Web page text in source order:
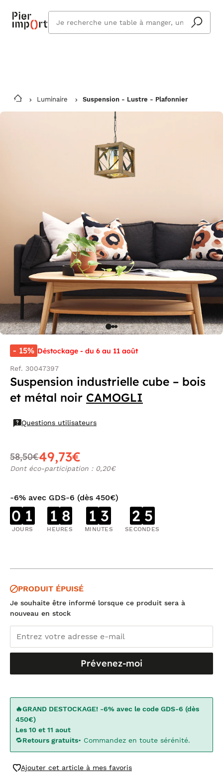
Vous êtes absent ? Pier Import s'adapte
et vous livre à votre retour.
En savoir plus
cherchez
vous ?
Luminaire Suspension - Lustre - Plafonnier
- 15% Déstockage - du 6 au 11 août
Ref. 30047397
Suspension industrielle cube – bois
et métal noir CAMOGLI
Questions utilisateurs
58,50€49,73€
Dont éco-participation : 0,20€
-6% avec GDS-6 (dès 450€)
0 1
JOURS
1 8
HEURES
1 3
MINUTES
2 5
SECONDES
PRODUIT ÉPUISÉ
Je souhaite être informé lorsque ce produit sera à
nouveau en stock
Prévenez-moi
🔥GRAND DESTOCKAGE! -6% avec le code GDS-6 (dès
450€)
Les 10 et 11 aout
🔁Retours gratuits• Commandez en toute sérénité.
Ajouter cet article à mes favoris